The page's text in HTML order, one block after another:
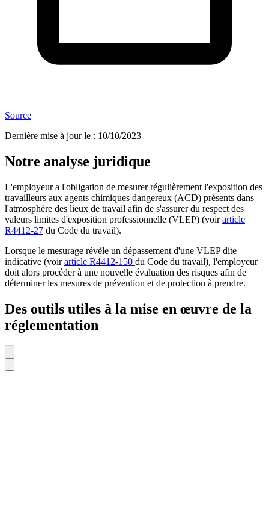
Source
Dernière mise à jour le : 10/10/2023
Notre analyse juridique
L'employeur a l'obligation de mesurer régulièrement l'exposition des
travailleurs aux agents chimiques dangereux (ACD) présents dans
l'atmosphère des lieux de travail afin de s'assurer du respect des
valeurs limites d'exposition professionnelle (VLEP) (voirarticle
R4412-27 du Code du travail).
Lorsque le mesurage révèle un dépassement d'une VLEP dite
indicative (voirarticle R4412-150 du Code du travail), l'employeur
doit alors procéder à une nouvelle évaluation des risques afin de
déterminer les mesures de prévention et de protection à prendre.
Des outils utiles à la mise en œuvre de la
réglementation